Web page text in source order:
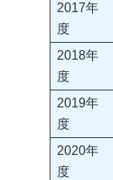
2017年
度
2018年
度
2019年
度
2020年
度